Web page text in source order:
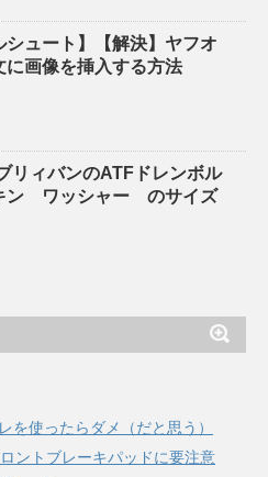
シュート】【解決】ヤフオ
画像を挿入する方法
リィバンのATFドレンボル
ン ワッシャー のサイズ
を使ったらダメ（だと思う）
ントブレーキパッドに要注意